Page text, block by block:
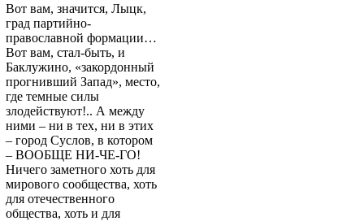
Вот вам, значится, Лыцк,
град партийно-
православной формации…
Вот вам, стал-быть, и
Баклужино, «закордонный
прогнивший Запад», место,
где темные силы
злодействуют!.. А между
ними – ни в тех, ни в этих
– город Суслов, в котором
– ВООБЩЕ НИ-ЧЕ-ГО!
Ничего заметного хоть для
мирового сообщества, хоть
для отечественного
общества, хоть и для